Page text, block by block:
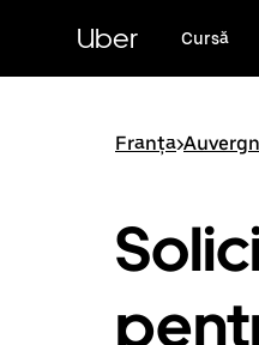
conținutul
principal
Uber Cursă
Franța>